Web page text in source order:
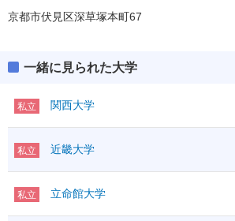
京都市伏見区深草塚本町67
一緒に見られた大学
私立 関西大学
私立 近畿大学
私立 立命館大学